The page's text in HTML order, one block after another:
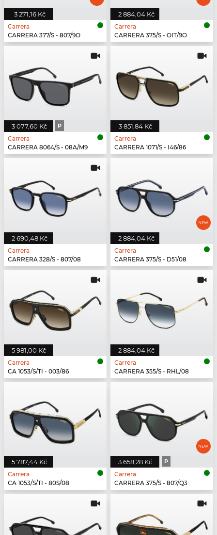
3 271,16 Kč
Carrera
CARRERA 377/S - 807/9O
2 884,04 Kč
Carrera
CARRERA 375/S - OIT/9O
3 077,60 Kč P
Carrera
CARRERA 8064/S - 08A/M9
3 851,84 Kč
Carrera
CARRERA 1071/S - I46/86
2 690,48 Kč
Carrera
CARRERA 328/S - 807/08
2 884,04 Kč
Carrera
CARRERA 375/S - D51/08
5 981,00 Kč
Carrera
CA 1053/S/TI - 003/86
2 884,04 Kč
Carrera
CARRERA 355/S - RHL/08
5 787,44 Kč
Carrera
CA 1053/S/TI - 80S/08
3 658,28 Kč P
Carrera
CARRERA 375/S - 807/Q3